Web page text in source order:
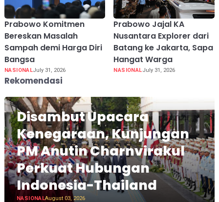
Prabowo Komitmen
Bereskan Masalah
Sampah demi Harga Diri
Bangsa
NASIONALJuly 31, 2026
Prabowo Jajal KA
Nusantara Explorer dari
Batang ke Jakarta, Sapa
Hangat Warga
NASIONALJuly 31, 2026
Rekomendasi
Disambut Upacara
Kenegaraan, Kunjungan
PM Anutin Charnvirakul
Perkuat Hubungan
Indonesia-Thailand
NASIONALAugust 03, 2026